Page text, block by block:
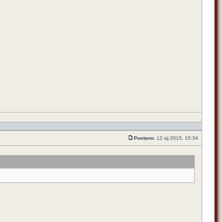
Postano: 12 sij 2015, 15:34